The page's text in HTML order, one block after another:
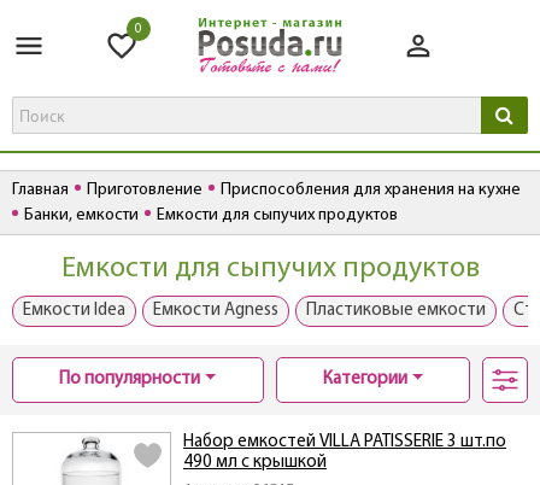
0
Главная Приготовление
Приспособления для хранения на кухне
Банки, емкости
Емкости для сыпучих продуктов
Емкости для сыпучих продуктов
Емкости Idea Емкости Agness Пластиковые емкости
По популярности Категории
Набор емкостей VILLA PATISSERIE 3 шт.по
490 мл с крышкой